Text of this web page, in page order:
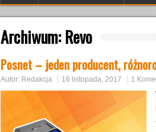
Archiwum: Revo
Posnet – jeden producent,
Autor: Redakcja 16 listopada, 2017 1